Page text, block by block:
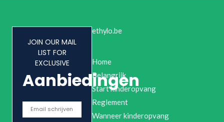
ethylo.be
Home
Belangrijk
Start kinderopvang
Reglement
Wanneer kinderopvang
JOIN OUR MAIL
LIST FOR
EXCLUSIVE
Aanbiedingen